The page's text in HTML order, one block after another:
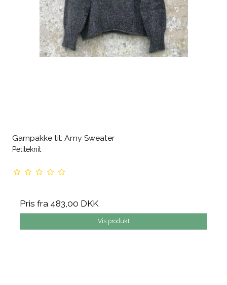
Garnpakke til: Amy Sweater
Petiteknit
Pris fra 483,00 DKK
Vis produkt